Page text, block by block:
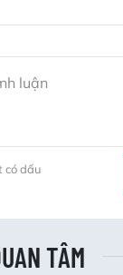
có dấu
TÂM